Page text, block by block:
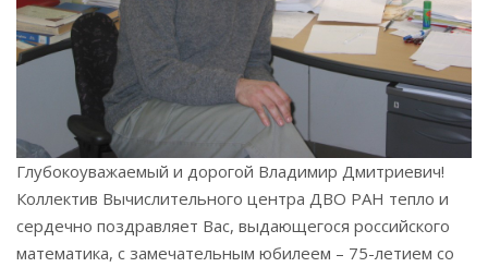
Глубокоуважаемый и дорогой Владимир Дмитриевич!
Коллектив Вычислительного центра ДВО РАН тепло и
сердечно поздравляет Вас, выдающегося российского
математика, с замечательным юбилеем – 75-летием со